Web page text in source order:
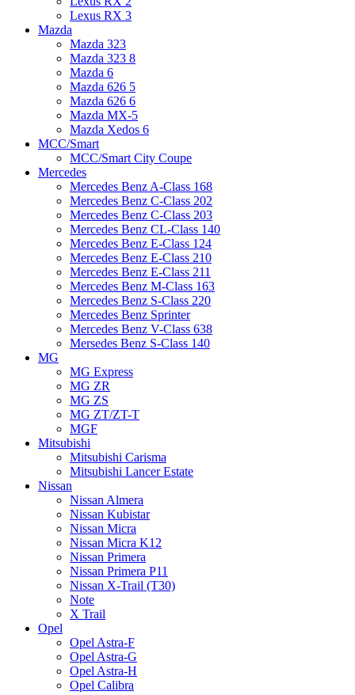
Lexus RX 3
Mazda
Mazda 323
Mazda 323 8
Mazda 6
Mazda 626 5
Mazda 626 6
Mazda MX-5
Mazda Xedos 6
MCC/Smart
MCC/Smart City Coupe
Mercedes
Mercedes Benz A-Class 168
Mercedes Benz C-Class 202
Mercedes Benz C-Class 203
Mercedes Benz CL-Class 140
Mercedes Benz E-Class 124
Mercedes Benz E-Class 210
Mercedes Benz E-Class 211
Mercedes Benz M-Class 163
Mercedes Benz S-Class 220
Mercedes Benz Sprinter
Mercedes Benz V-Class 638
Mersedes Benz S-Class 140
MG
MG Express
MG ZR
MG ZS
MG ZT/ZT-T
MGF
Mitsubishi
Mitsubishi Carisma
Mitsubishi Lancer Estate
Nissan
Nissan Almera
Nissan Kubistar
Nissan Micra
Nissan Micra K12
Nissan Primera
Nissan Primera P11
Nissan X-Trail (T30)
Note
X Trail
Opel
Opel Astra-F
Opel Astra-G
Opel Astra-H
Opel Calibra